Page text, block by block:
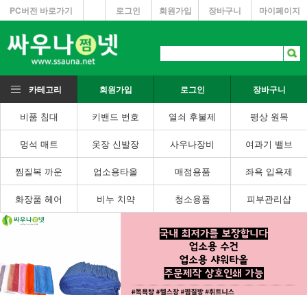
PC버전 바로가기 마이페이지
장바구니
회원가입
로그인
카테고리 회원가입 로그인 장바구니
비품 침대 키밴드 번호 열쇠 후불제 평상 원목
멍석 매트 옷장 신발장 사우나장비 여과기 밸브
찜질복 까운 업소용타올 매점용품 좌욕 입욕제
화장품 헤어 비누 치약 청소용품 피부관리샵